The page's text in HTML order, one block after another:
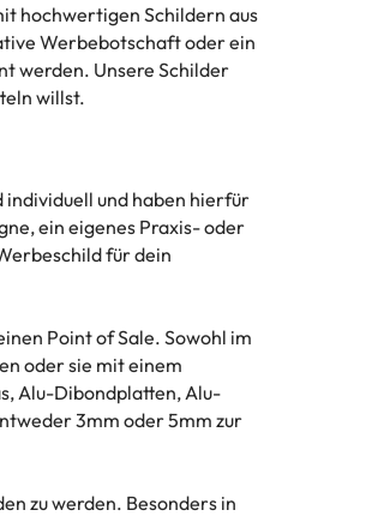
hochwertigen Schildern aus
Werbebotschaft oder ein
werden. Unsere Schilder
willst.
individuell und haben hierfür
ein eigenes Praxis- oder
für dein
Point of Sale. Sowohl im
oder sie mit einem
Alu-Dibondplatten, Alu-
3mm oder 5mm zur
zu werden. Besonders in